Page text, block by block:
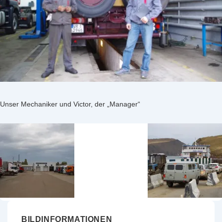
Unser Mechaniker und Victor, der „Manager“
BILDINFORMATIONEN